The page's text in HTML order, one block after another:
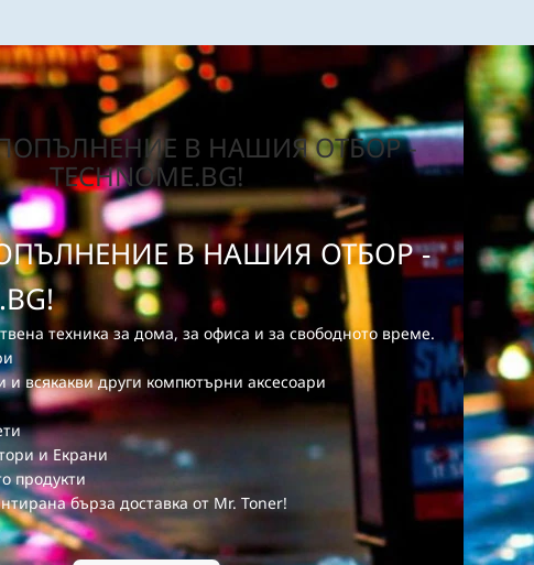
В НАШИЯ ОТБОР -
TECHNOME.BG!
В НАШИЯ ОТБОР -
техника за дома, за офиса и за свободното време.
всякакви други компютърни аксесоари
и Екрани
продукти
бърза доставка от Mr. Toner!